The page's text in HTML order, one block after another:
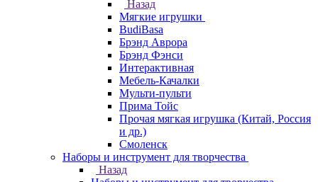
Назад
Мягкие игрушки
BudiBasa
Брэнд Аврора
Брэнд Фэнси
Интерактивная
Мебель-Качалки
Мульти-пульти
Прима Тойс
Прочая мягкая игрушка (Китай, Россия
и др.)
Смоленск
Наборы и инструмент для творчества
Назад